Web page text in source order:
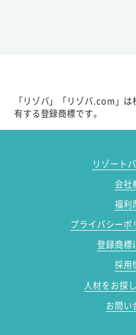
「リゾバ」「リゾバ.com」
有する登録商標です。
リゾート
会社
福利
プライバシーポ
登録商標
採用
人材をお探
お問い